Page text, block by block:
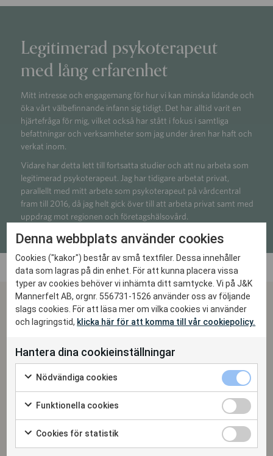
Legitimerad psykoterapeut
med lång erfarenhet
Mitt intresse och engagemang för hur vi kan minska lidande och
öka vårt välbefinnande infann sig tidigt. Det har alltid varit en
hjärtefråga för mig, vilket också har stått i fokus i samtliga
befattningar och verksamheter som jag under åren har haft och
verkat inom.
Vidare har detta lett till fortsatta studier och att nu arbeta som
legitimerad psykoterapeut. Jag har tidigare arbetat privat,
parallellt med mitt arbete som psykoterapeut på vårdcentral
fram till 2016, då jag helt gick över till att arbeta privat samt med
uppdrag mot regionen och företagshälsovård.
Om samtalet med Karin
Att du känner att du behöver hjälp och vänder dig till mig, kan det
finnas många olika anledningar till. Jag ser psykoterapi som något
vi gör tillsammans, där samarbetet mellan dig och mig ska vara din
trygga plats att få insikt, möta dina känslor och skapa positiv
Ditt liv, vad du har varit med om och hur du som person fungerar är
tillsammans med dig ringa in vilken förändring du önskar och
Denna webbplats använder cookies
Cookies ("kakor") består av små textfiler. Dessa innehåller
data som lagras på din enhet. För att kunna placera vissa
typer av cookies behöver vi inhämta ditt samtycke. Vi på J&K
Mannerfelt AB, orgnr. 556731-1526 använder oss av följande
slags cookies. För att läsa mer om vilka cookies vi använder
och lagringstid, klicka här för att komma till vår cookiepolicy.
Hantera dina cookieinställningar
Nödvändiga cookies
Funktionella cookies
Cookies för statistik